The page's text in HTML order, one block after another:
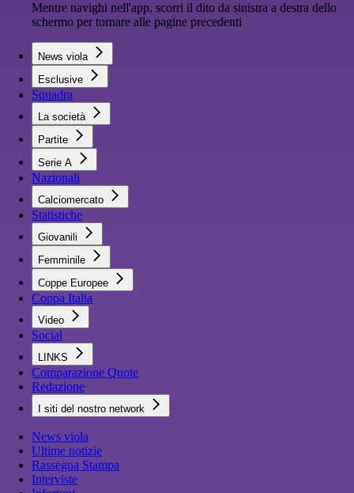
Mentre navighi nell'app, scorri il dito da sinistra a destra dello
schermo per tornare alle pagine precedenti
News viola
Esclusive
Squadra
La società
Partite
Serie A
Nazionali
Calciomercato
Statistiche
Giovanili
Femminile
Coppe Europee
Coppa Italia
Video
Social
LINKS
Comparazione Quote
Redazione
I siti del nostro network
News viola
Ultime notizie
Rassegna Stampa
Interviste